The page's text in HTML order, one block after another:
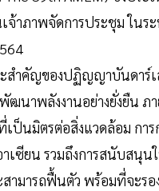
จ้าภาพจัดการประชุม ในร
สำคัญของปฏิญญาบันดาร์เ
ฒนาพลังงานอย่างยั่งยืน ภา
เป็นมิตรต่อสิ่งแวดล้อม กา
เซียน รวมถึงการสนับสนุน
ามารถฟื้นตัว พร้อมที่จะรอ